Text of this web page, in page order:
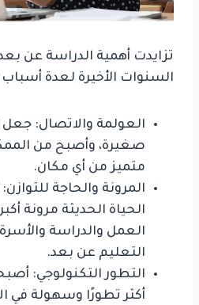
تزايدت أهمية الدراسة عن
السنوات الأخيرة لعدة
العولمة والاتصال: جعل
صغيرة، وأصبح من
متميز من أي مكان.
المرونة والحاجة
الحياة الحديثة مرونة
العمل والدراسة
التعليم عن بعد.
التطور التكنولوجي:
أكثر تطورًا وسهولة في